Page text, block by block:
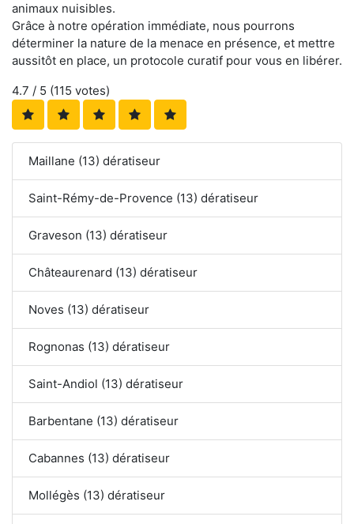
animaux nuisibles.
Grâce à notre opération immédiate, nous pourrons
déterminer la nature de la menace en présence, et mettre
aussitôt en place, un protocole curatif pour vous en libérer.
4.7 / 5 (115 votes)
Maillane (13) dératiseur
Saint-Rémy-de-Provence (13) dératiseur
Graveson (13) dératiseur
Châteaurenard (13) dératiseur
Noves (13) dératiseur
Rognonas (13) dératiseur
Saint-Andiol (13) dératiseur
Barbentane (13) dératiseur
Cabannes (13) dératiseur
Mollégès (13) dératiseur